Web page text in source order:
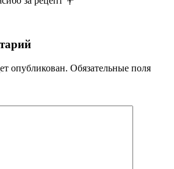
опубликован. Обязательные поля